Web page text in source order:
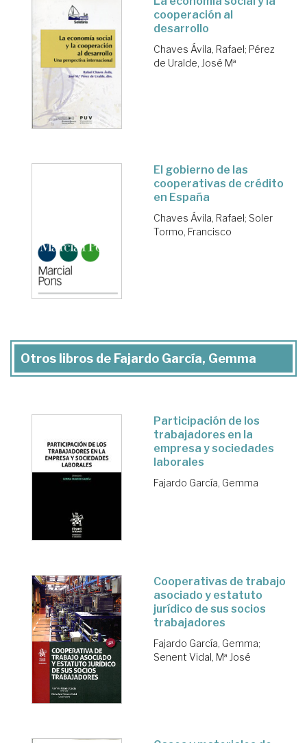
cooperación al
desarrollo
Chaves Ávila, Rafael; Pérez
de Uralde, José Mª
El gobierno de las
cooperativas de crédito
en España
Chaves Ávila, Rafael; Soler
Tormo, Francisco
Otros libros de Fajardo García, Gemma
Participación de los
trabajadores en la
empresa y sociedades
laborales
Fajardo García, Gemma
Cooperativas de trabajo
asociado y estatuto
jurídico de sus socios
trabajadores
Fajardo García, Gemma;
Senent Vidal, Mª José